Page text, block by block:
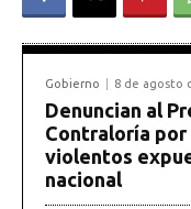
Gobierno 8 de agosto
Denuncian al
Contraloría
violentos
nacional